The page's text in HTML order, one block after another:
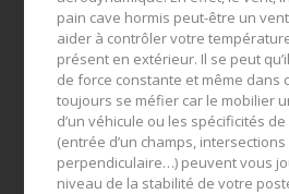
pain cave hormis peut-être un
aider à contrôler votre
présent en extérieur. Il se peut
de force constante et même dans
toujours se méfier car le mobilier
d’un véhicule ou les spécificités
(entrée d’un champs, intersections
perpendiculaire…) peuvent vous
niveau de la stabilité de votre